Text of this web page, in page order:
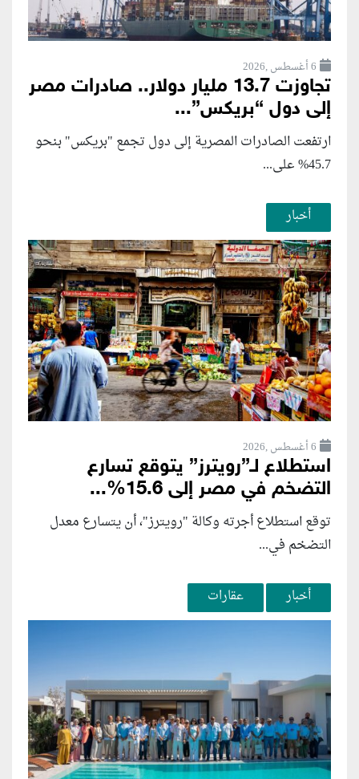
6 أغسطس ,2026
تجاوزت 13.7 مليار دولار.. صادرات مصر
إلى دول “بريكس”...
ارتفعت الصادرات المصرية إلى دول تجمع "بريكس" بنحو
45.7% على...
أخبار
6 أغسطس ,2026
استطلاع لـ”رويترز” يتوقع تسارع
التضخم في مصر إلى 15.6%...
توقع استطلاع أجرته وكالة "رويترز"، أن يتسارع ‌معدل
التضخم في...
أخبار عقارات